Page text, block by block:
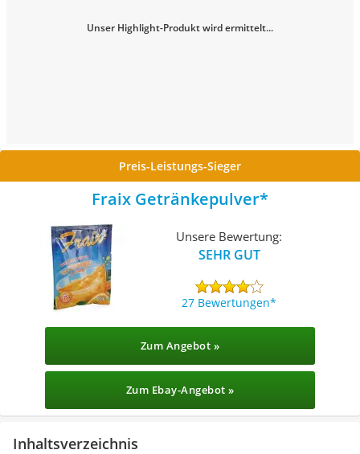
Unser Highlight-Produkt wird ermittelt...
Preis-Leistungs-Sieger
Fraix Getränkepulver
Unsere Bewertung:
SEHR GUT
27 Bewertungen
Zum Angebot »
Zum Ebay-Angebot »
Inhaltsverzeichnis